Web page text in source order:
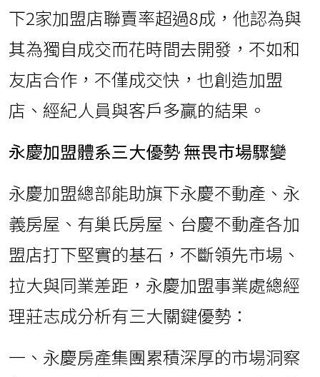
下2家加盟店聯賣率超過8成，他認為與
其為獨自成交而花時間去開發，不如和
友店合作，不僅成交快，也創造加盟
店、經紀人員與客戶多贏的結果。
永慶加盟體系三大優勢 無畏市場驟變
永慶加盟總部能助旗下永慶不動產、永
義房屋、有巢氏房屋、台慶不動產各加
盟店打下堅實的基石，不斷領先市場、
拉大與同業差距，永慶加盟事業處總經
理莊志成分析有三大關鍵優勢：
一、永慶房產集團累積深厚的市場洞察